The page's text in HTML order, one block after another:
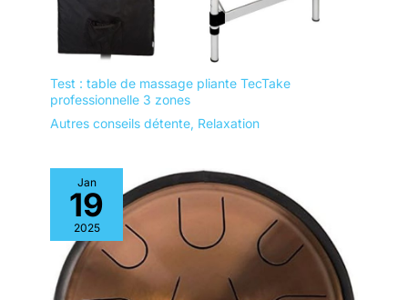
Test : table de massage pliante TecTake
professionnelle 3 zones
Autres conseils détente, Relaxation
Jan
19
2025